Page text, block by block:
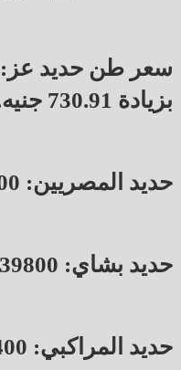
بزيادة 730.91 جنيه.
حديد المصريين: 39400 جنيه.
حديد بشاي: 39800 جنيه.
حديد المراكبي: 39400 جنيه.